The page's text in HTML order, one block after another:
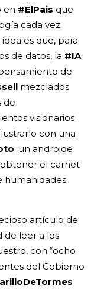
en #ElPais que
cada vez
es que, para
de datos, la #IA
de
mezclados
de
visionarios
con una
: un androide
el carnet
humanidades
artículo de
de leer a los
con “ocho
del Gobierno